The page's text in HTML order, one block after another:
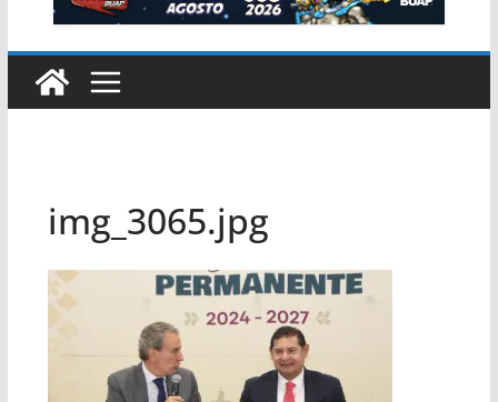
img_3065.jpg